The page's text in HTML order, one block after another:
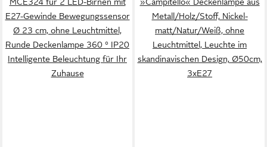
E27-Gewinde Bewegungssensor
Ø 23 cm, ohne Leuchtmittel,
Runde Deckenlampe 360 ° IP20
Intelligente Beleuchtung für Ihr
Zuhause
Metall/Holz/Stoff, Nickel-
matt/Natur/Weiß, ohne
Leuchtmittel, Leuchte im
skandinavischen Design, Ø50cm,
3xE27